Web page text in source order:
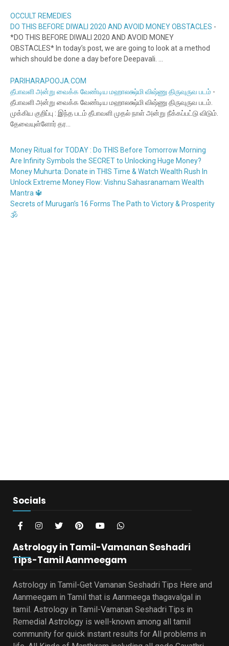
OCCULT REMEDIES
DO THIS BEFORE DIWALI 2020 AND AVOID MONEY OBSTACLES -
*DO THIS BEFORE DIWALI 2020 AND AVOID MONEY
OBSTACLES* In today’s post, we are going to look at a method
which should be done a day before Deepavali. ...
PARIHARAPOOJA.COM
தீபாவளி அன்று வைக்க வேண்டிய மஹாலக்ஷ்மி விஷ்ணு திருவுருவ படம் -
தீபாவளி அன்று வைக்க வேண்டிய மஹாலக்ஷ்மி விஷ்ணு திருவுருவ படம்.
முக்கிய குறிப்பு : இந்த படம் தீபாவளி முதல் நாள் அன்று நீக்கப்பட்டு விடும்.
தேவையுள்ளோர் தர...
Money Ritual for TODAY : Do THIS Before Tomorrow Morning
Are Infinity Symbols the SECRET to Unlocking Huge Money?
Money Muhurta: Donate in THIS Time & Watch Wealth Rush In
Unlock Extreme Money Flow: Vishnu Sahasranamam Wealth
Mantra 🔱
Secrets of Murugan’s 16 Forms The Path to Victory & Prosperity
🕉️
Socials
Astrology in Tamil-Vamanan Seshadri
Tips-Tamil Aanmeegam
Astrology in Tamil-Get Vamanan Seshadri Tips Here and
Aanmeegam in Tamil that is Aanmeega thagavalgal in
tamil. Astrology in Tamil-Vamanan Seshadri Tips in
Remedial Astrology is well-known among all tamil
community for quick instant results for All problems in